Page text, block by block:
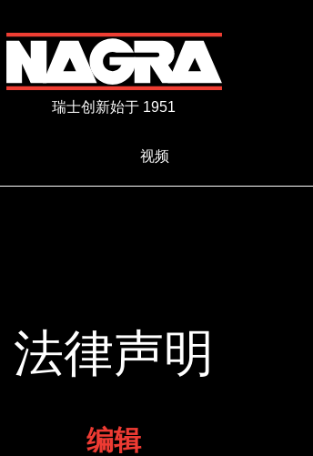
瑞士创新始于 1951
视频
法律声明
编辑